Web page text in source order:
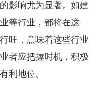
影响尤为显著。如建
等行业，都将在这一
旺，意味着这些行业
者应把握时机，积极
利地位。